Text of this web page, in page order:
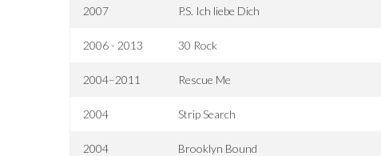
2007 P.S. Ich liebe Dich
2006 - 2013 30 Rock
2004–2011 Rescue Me
2004 Strip Search
2004 Brooklyn Bound